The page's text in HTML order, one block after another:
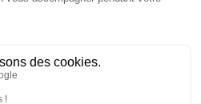
ADAGP 1307804